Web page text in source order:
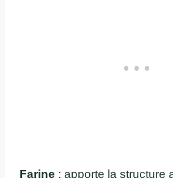
Farine : apporte la structure